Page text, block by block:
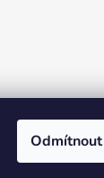
Odmítnout